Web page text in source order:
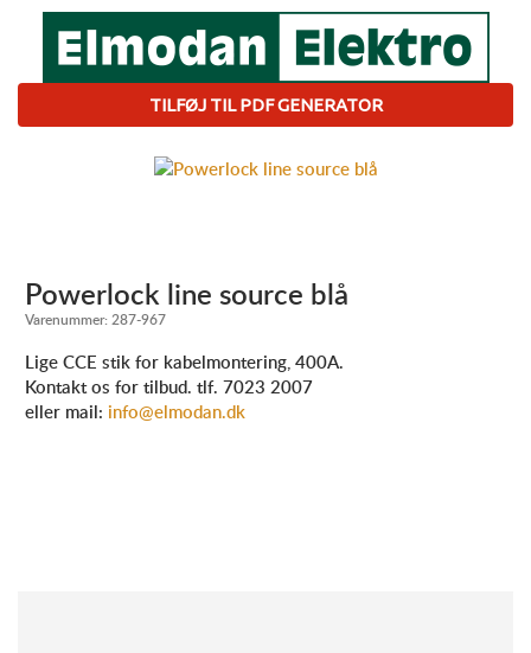
Powerlock line source blå
Varenummer:287-967
Lige CCE stik for kabelmontering, 400A.
Kontakt os for tilbud. tlf. 7023 2007
eller mail: info@elmodan.dk
TILFØJ TIL PDF GENERATOR